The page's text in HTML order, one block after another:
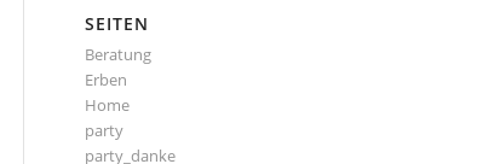
SEITEN
Beratung
Erben
Home
party
party_danke